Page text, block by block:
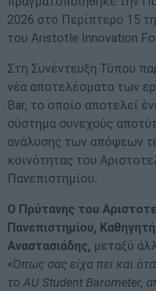
2026 στο Περίπτερο 15
του Aristotle Innovation
Στη Συνέντευξη Τύπου
νέα αποτελέσματα των
Bar, το οποίο αποτελεί
σύστημα συνεχούς
ανάλυσης των απόψεων
κοινότητας του
Πανεπιστημίου.
Ο Πρύτανης του
Πανεπιστημίου,
Αναστασιάδης, μεταξύ
«Όπως σας είχα πει και
το AU Student Barometer,